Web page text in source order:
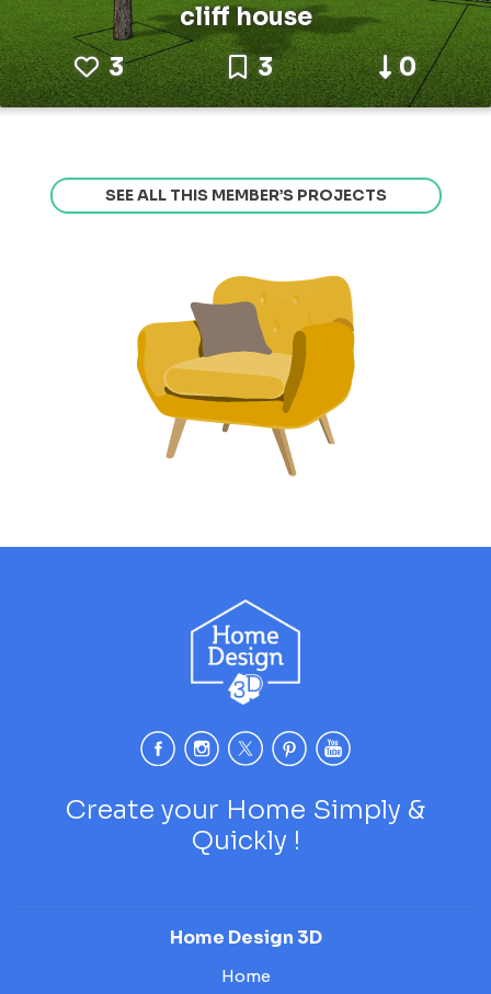
cliff house
3
3 0
SEE ALL THIS MEMBER’S PROJECTS
Create your Home Simply &
Quickly !
Home Design 3D
Home